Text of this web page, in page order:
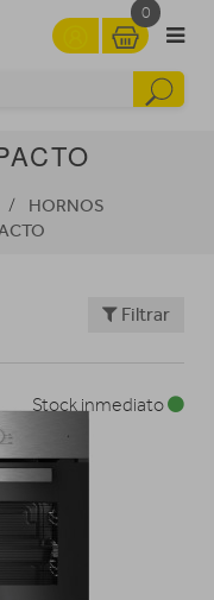
0
HORNOS
Filtrar
Stock inmediato